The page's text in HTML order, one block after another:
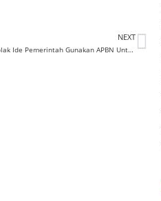
NEXT
Mulyanto Tolak Ide Pemerintah Gunakan APBN Untuk Pensiunkan PLTU